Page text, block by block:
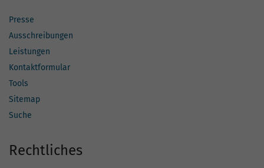
Presse
Ausschreibungen
Leistungen
Kontaktformular
Tools
Sitemap
Suche
Rechtliches